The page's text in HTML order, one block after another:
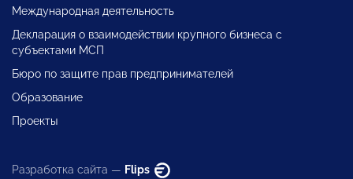
Международная деятельность
Декларация о взаимодействии крупного бизнеса с
субъектами МСП
Бюро по защите прав предпринимателей
Образование
Проекты
Разработка сайта — Flips